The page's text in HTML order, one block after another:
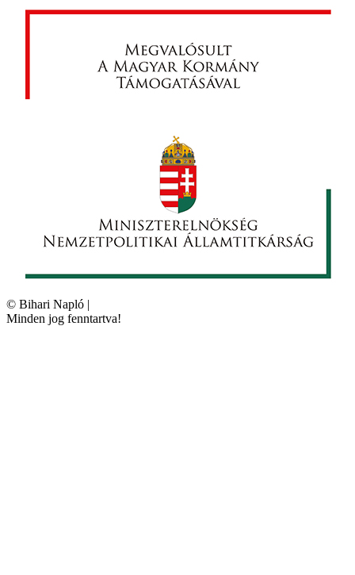
© Bihari Napló |
Minden jog fenntartva!